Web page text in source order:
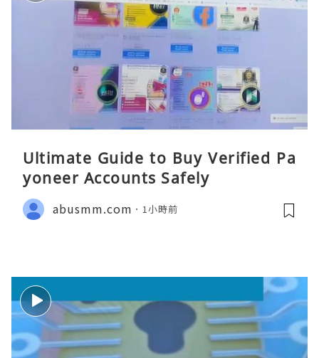
Ultimate Guide to Buy Verified Pa
yoneer Accounts Safely
abusmm.com 1小時前